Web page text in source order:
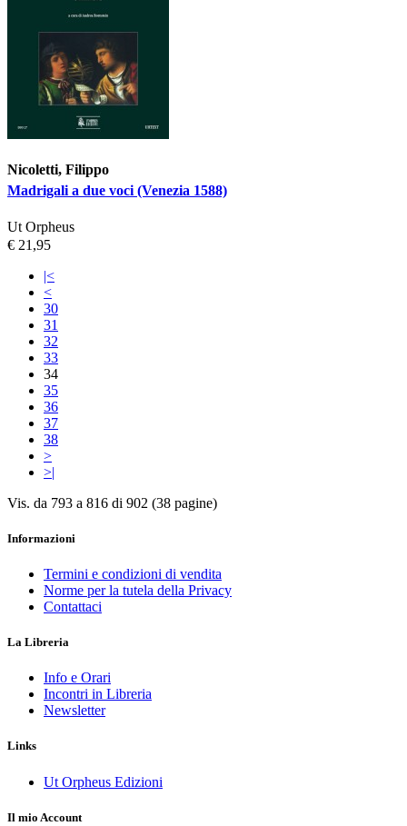
Nicoletti, Filippo
Madrigali a due voci (Venezia 1588)
Ut Orpheus
€ 21,95
|<
<
30
31
32
33
34
35
36
37
38
>
>|
Vis. da 793 a 816 di 902 (38 pagine)
Informazioni
Termini e condizioni di vendita
Norme per la tutela della Privacy
Contattaci
La Libreria
Info e Orari
Incontri in Libreria
Newsletter
Links
Ut Orpheus Edizioni
Il mio Account